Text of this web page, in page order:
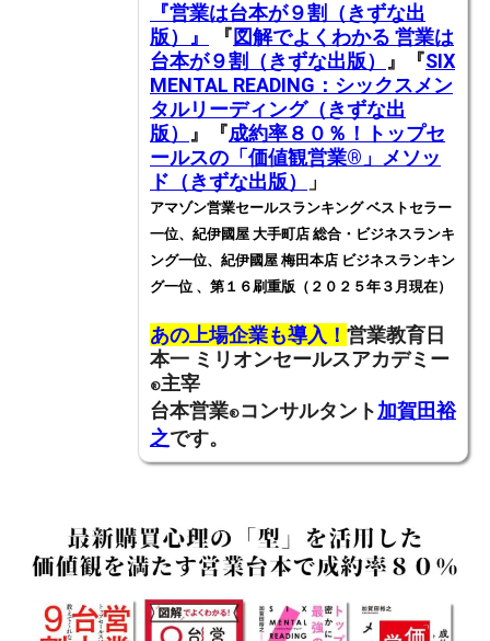
『営業は台本が９割（きずな出
版）』
『図解でよくわかる 営業は
台本が９割（きずな出版） 』『SIX
MENTAL READING：シックスメン
タルリーディング（きずな出
版） 』『成約率８０％！トップセ
ールスの「価値観営業®️」メソッ
ド（きずな出版）
」
アマゾン営業セールスランキング ベストセラー
一位、紀伊國屋 大手町店 総合・ビジネスランキ
ング一位、紀伊國屋 梅田本店 ビジネスランキン
グ一位 、第１６刷重版（２０２５年３月現在）
あの上場企業も導入！ 営業教育日
本一 ミリオンセールスアカデミー
®主宰
台本営業®コンサルタント加賀田裕
之です。